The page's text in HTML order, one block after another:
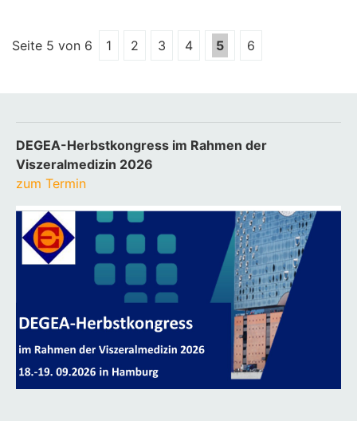
Seite 5 von 6 1 2 3 4 5 6
DEGEA-Herbstkongress im Rahmen der
Viszeralmedizin 2026
zum Termin